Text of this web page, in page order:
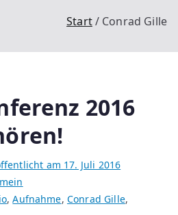
Start Conrad Gille
2016
am 17. Juli 2016
,Aufnahme, Conrad Gille,